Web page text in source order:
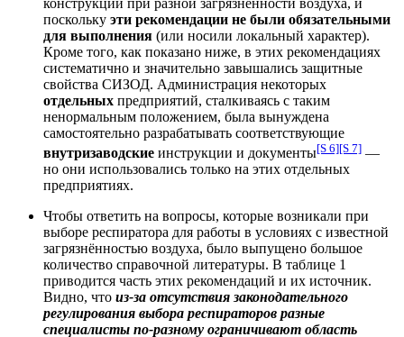
конструкций при разной загрязнённости воздуха, и
поскольку эти рекомендации не были обязательными
для выполнения (или носили локальный характер).
Кроме того, как показано ниже, в этих рекомендациях
систематично и значительно завышались защитные
свойства СИЗОД. Администрация некоторых
отдельных предприятий, сталкиваясь с таким
ненормальным положением, была вынуждена
самостоятельно разрабатывать соответствующие
внутризаводские инструкции и документы[S 6][S 7] —
но они использовались только на этих отдельных
предприятиях.
Чтобы ответить на вопросы, которые возникали при
выборе респиратора для работы в условиях с известной
загрязнённостью воздуха, было выпущено большое
количество справочной литературы. В таблице 1
приводится часть этих рекомендаций и их источник.
Видно, что из-за отсутствия законодательного
регулирования выбора респираторов разные
специалисты по-разному ограничивают область